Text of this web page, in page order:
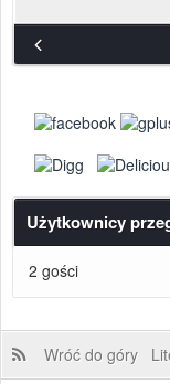
Użytkownicy
2 gości
Wróć do góry